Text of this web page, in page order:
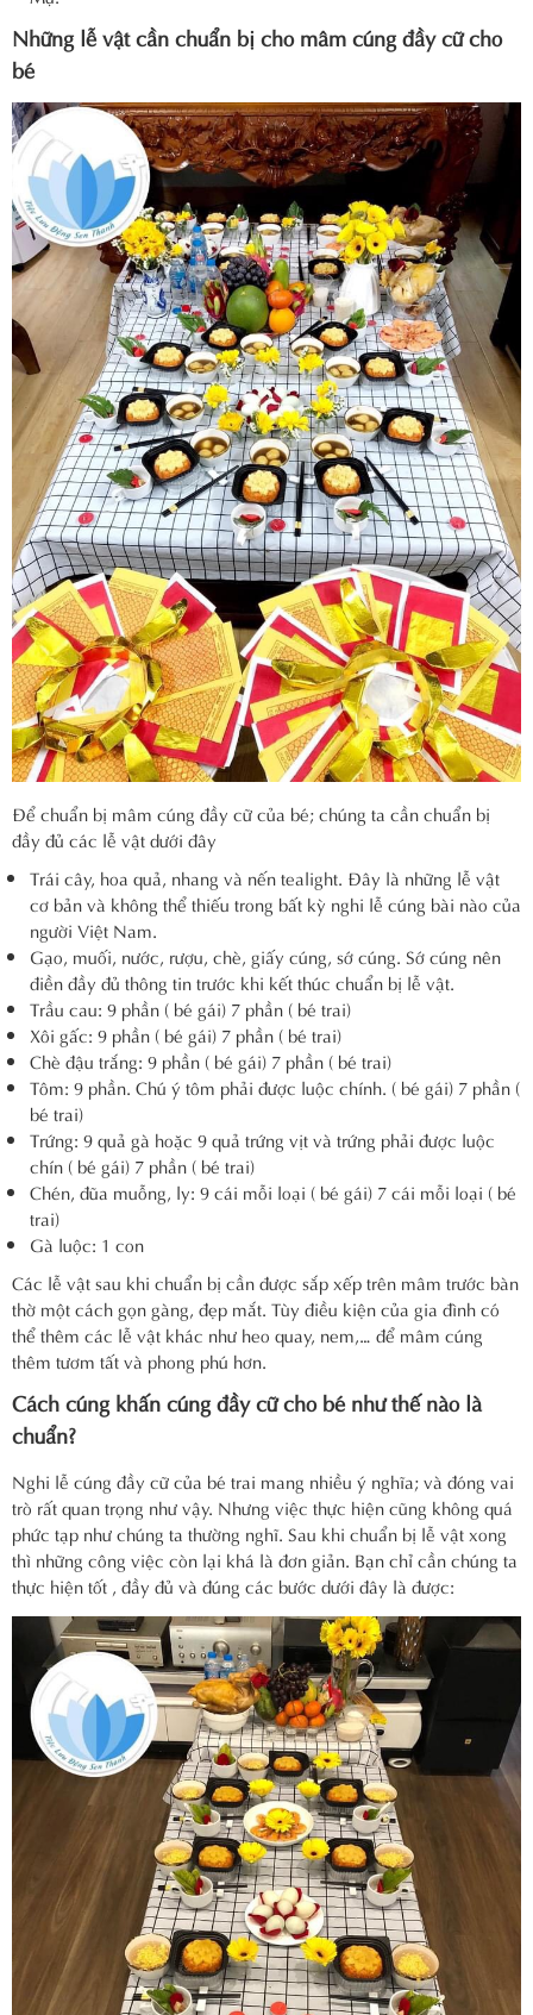
Những lễ vật cần chuẩn bị cho mâm cúng đầy cữ cho
bé
Để chuẩn bị mâm cúng đầy cữ của bé; chúng ta cần chuẩn bị
đầy đủ các lễ vật dưới đây
Trái cây, hoa quả, nhang và nến tealight. Đây là những lễ vật
cơ bản và không thể thiếu trong bất kỳ nghi lễ cúng bài nào của
người Việt Nam.
Gạo, muối, nước, rượu, chè, giấy cúng, sớ cúng. Sớ cúng nên
điền đầy đủ thông tin trước khi kết thúc chuẩn bị lễ vật.
Trầu cau: 9 phần ( bé gái) 7 phần ( bé trai)
Xôi gấc: 9 phần ( bé gái) 7 phần ( bé trai)
Chè đậu trắng: 9 phần ( bé gái) 7 phần ( bé trai)
Tôm: 9 phần. Chú ý tôm phải được luộc chính. ( bé gái) 7 phần (
bé trai)
Trứng: 9 quả gà hoặc 9 quả trứng vịt và trứng phải được luộc
chín ( bé gái) 7 phần ( bé trai)
Chén, đũa muỗng, ly: 9 cái mỗi loại ( bé gái) 7 cái mỗi loại ( bé
trai)
Gà luộc: 1 con
Các lễ vật sau khi chuẩn bị cần được sắp xếp trên mâm trước bàn
thờ một cách gọn gàng, đẹp mắt. Tùy điều kiện của gia đình có
thể thêm các lễ vật khác như heo quay, nem,… để mâm cúng
thêm tươm tất và phong phú hơn.
Cách cúng khấn cúng đầy cữ cho bé như thế nào là
chuẩn?
Nghi lễ cúng đầy cữ của bé trai mang nhiều ý nghĩa; và đóng vai
trò rất quan trọng như vậy. Nhưng việc thực hiện cũng không quá
phức tạp như chúng ta thường nghĩ. Sau khi chuẩn bị lễ vật xong
thì những công việc còn lại khá là đơn giản. Bạn chỉ cần chúng ta
thực hiện tốt , đầy đủ và đúng các bước dưới đây là được: